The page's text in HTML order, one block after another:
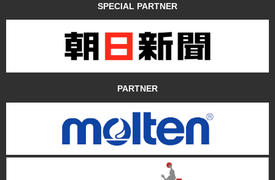
SPECIAL PARTNER
PARTNER